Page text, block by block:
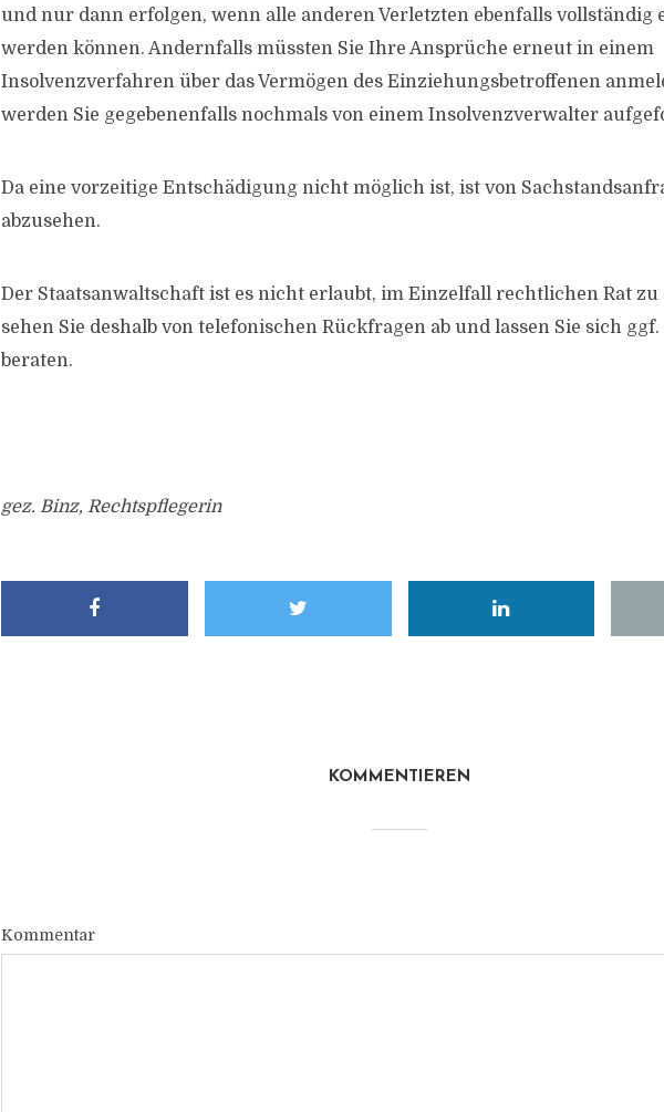
und nur dann erfolgen, wenn alle anderen Verletzten ebenfalls vollständig
werden können. Andernfalls müssten Sie Ihre Ansprüche erneut in einem
Insolvenzverfahren über das Vermögen des Einziehungsbetroffenen
werden Sie gegebenenfalls nochmals von einem Insolvenzverwalter
Da eine vorzeitige Entschädigung nicht möglich ist, ist von
abzusehen.
Der Staatsanwaltschaft ist es nicht erlaubt, im Einzelfall rechtlichen Rat zu
sehen Sie deshalb von telefonischen Rückfragen ab und lassen Sie sich
beraten.
gez. Binz, Rechtspflegerin
KOMMENTIEREN
Kommentar